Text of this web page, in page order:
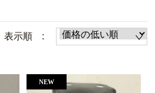
表示順 :